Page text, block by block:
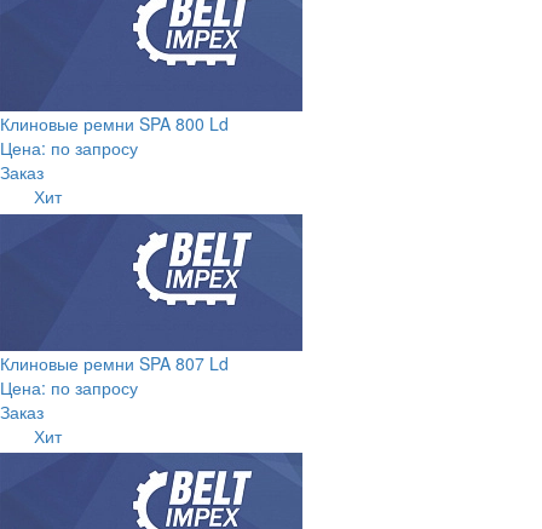
Клиновые ремни SPA 800 Ld
Цена: по запросу
Заказ
Хит
Клиновые ремни SPA 807 Ld
Цена: по запросу
Заказ
Хит